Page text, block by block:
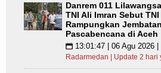
Danrem 011
TNI Ali Imran Sebut
Rampungkan Jembatan
Pascabencana di Aceh
📅 13:01:47 | 06 Agu 2026
Radarmedan | Update 2 hari